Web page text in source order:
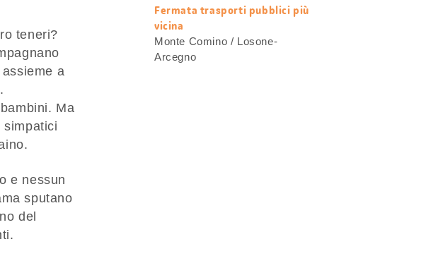
teneri?
a
Ma
simpatici
e nessun
sputano
del
Fermata trasporti pubblici più
vicina
Monte Comino / Losone-
Arcegno